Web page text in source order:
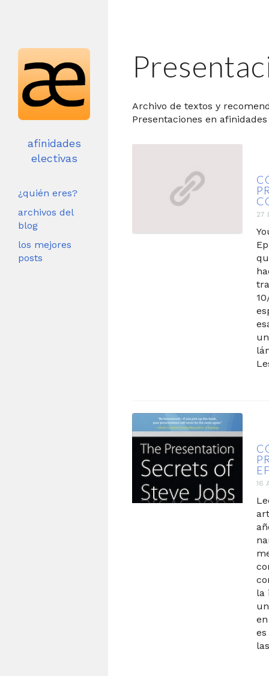
afinidades
electivas
¿quién eres?
archivos del
blog
los mejores
posts
Archivo de textos y
Presentaciones en
27
16
la